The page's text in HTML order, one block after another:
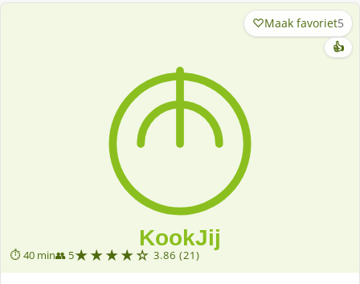
⏱ 40 min👥 5★★★★☆ 3.86 (21)
Maak favoriet5
👍